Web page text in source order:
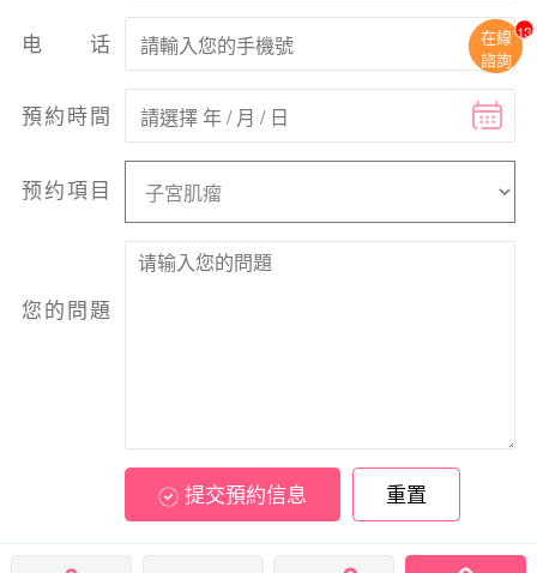
电话
預約時間
预约項目
您的問題
提交預約信息 重置
在線
諮詢
13